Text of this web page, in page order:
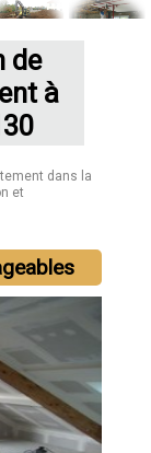
de
à
dans la
et